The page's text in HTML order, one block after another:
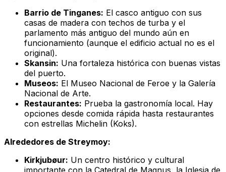
Barrio de Tinganes: El casco antiguo con sus
casas de madera con techos de turba y el
parlamento más antiguo del mundo aún en
funcionamiento (aunque el edificio actual no es el
original).
Skansin: Una fortaleza histórica con buenas vistas
del puerto.
Museos: El Museo Nacional de Feroe y la Galería
Nacional de Arte.
Restaurantes: Prueba la gastronomía local. Hay
opciones desde comida rápida hasta restaurantes
con estrellas Michelin (Koks).
Alrededores de Streymoy:
Kirkjubøur: Un centro histórico y cultural
importante con la Catedral de Magnus, la Iglesia de